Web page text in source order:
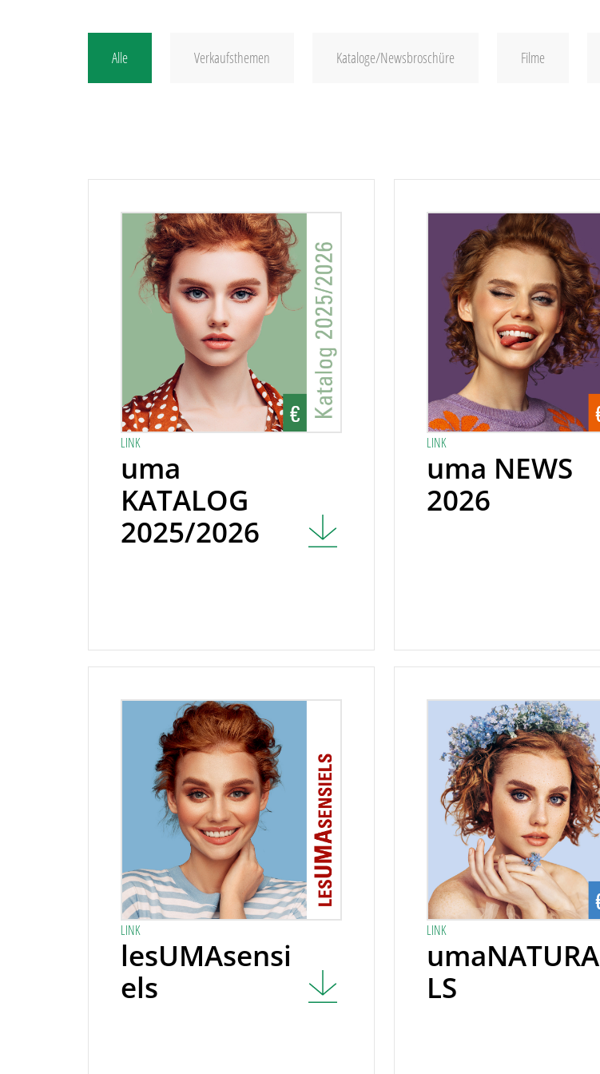
Alle Verkaufsthemen Kataloge/Newsbroschüre Filme
LINK
uma
KATALOG
2025/2026
LINK
uma NEWS
2026
LINK
lesUMAsensi
els
LINK
umaNATURA
LS